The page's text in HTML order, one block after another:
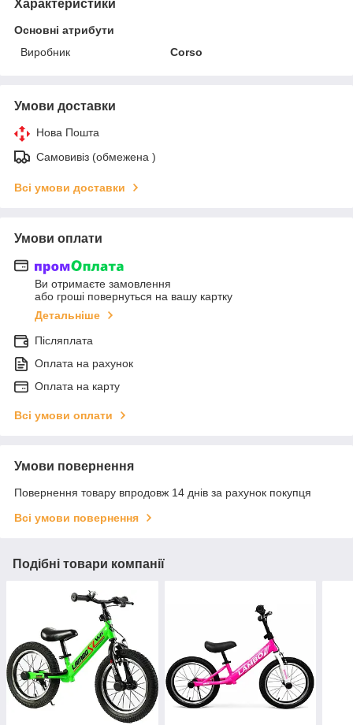
Характеристики
Основні атрибути
Виробник
Corso
Умови доставки
Нова Пошта
Самовивіз (обмежена )
Всі умови доставки
Умови оплати
Ви отримаєте замовлення
або гроші повернуться на вашу картку
Детальніше
Післяплата
Оплата на рахунок
Оплата на карту
Всі умови оплати
Умови повернення
Повернення товару впродовж 14 днів за рахунок покупця
Всі умови повернення
Подібні товари компанії